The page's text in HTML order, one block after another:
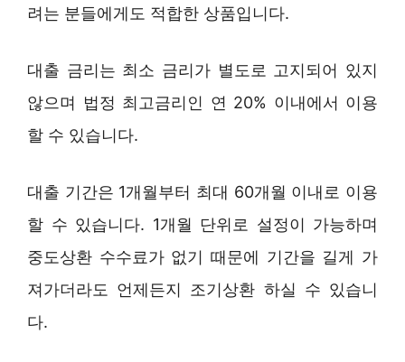
려는 분들에게도 적합한 상품입니다.
대출 금리는 최소 금리가 별도로 고지되어 있지
않으며 법정 최고금리인 연 20% 이내에서 이용
할 수 있습니다.
대출 기간은 1개월부터 최대 60개월 이내로 이용
할 수 있습니다. 1개월 단위로 설정이 가능하며
중도상환 수수료가 없기 때문에 기간을 길게 가
져가더라도 언제든지 조기상환 하실 수 있습니
다.